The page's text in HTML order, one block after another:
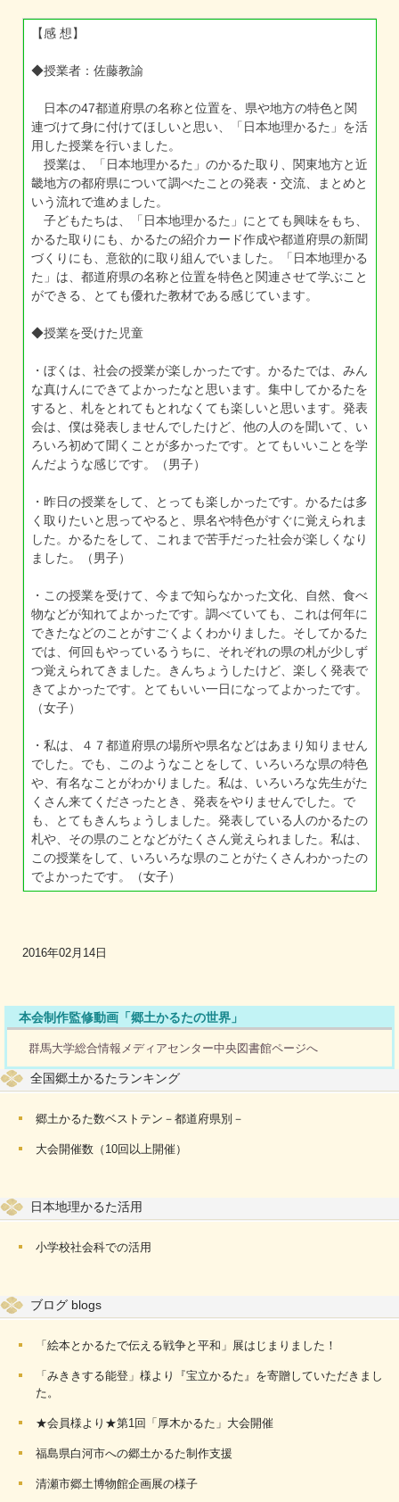
【感 想】
◆授業者：佐藤教諭
日本の47都道府県の名称と位置を、県や地方の特色と関
連づけて身に付けてほしいと思い、「日本地理かるた」を活
用した授業を行いました。
授業は、「日本地理かるた」のかるた取り、関東地方と近
畿地方の都府県について調べたことの発表・交流、まとめと
いう流れで進めました。
子どもたちは、「日本地理かるた」にとても興味をもち、
かるた取りにも、かるたの紹介カード作成や都道府県の新聞
づくりにも、意欲的に取り組んでいました。「日本地理かる
た」は、都道府県の名称と位置を特色と関連させて学ぶこと
ができる、とても優れた教材である感じています。
◆授業を受けた児童
・ぼくは、社会の授業が楽しかったです。かるたでは、みん
な真けんにできてよかったなと思います。集中してかるたを
すると、札をとれてもとれなくても楽しいと思います。発表
会は、僕は発表しませんでしたけど、他の人のを聞いて、い
ろいろ初めて聞くことが多かったです。とてもいいことを学
んだような感じです。（男子）
・昨日の授業をして、とっても楽しかったです。かるたは多
く取りたいと思ってやると、県名や特色がすぐに覚えられま
した。かるたをして、これまで苦手だった社会が楽しくなり
ました。（男子）
・この授業を受けて、今まで知らなかった文化、自然、食べ
物などが知れてよかったです。調べていても、これは何年に
できたなどのことがすごくよくわかりました。そしてかるた
では、何回もやっているうちに、それぞれの県の札が少しず
つ覚えられてきました。きんちょうしたけど、楽しく発表で
きてよかったです。とてもいい一日になってよかったです。
（女子）
・私は、４７都道府県の場所や県名などはあまり知りません
でした。でも、このようなことをして、いろいろな県の特色
や、有名なことがわかりました。私は、いろいろな先生がた
くさん来てくださったとき、発表をやりませんでした。で
も、とてもきんちょうしました。発表している人のかるたの
札や、その県のことなどがたくさん覚えられました。私は、
この授業をして、いろいろな県のことがたくさんわかったの
でよかったです。（女子）
2016年02月14日
本会制作監修動画「郷土かるたの世界」
群馬大学総合情報メディアセンター中央図書館ページへ
全国郷土かるたランキング
郷土かるた数ベストテン－都道府県別－
大会開催数（10回以上開催）
日本地理かるた活用
小学校社会科での活用
ブログ blogs
「絵本とかるたで伝える戦争と平和」展はじまりました！
「みききする能登」様より『宝立かるた』を寄贈していただきまし
た。
★会員様より★第1回「厚木かるた」大会開催
福島県白河市への郷土かるた制作支援
清瀬市郷土博物館企画展の様子